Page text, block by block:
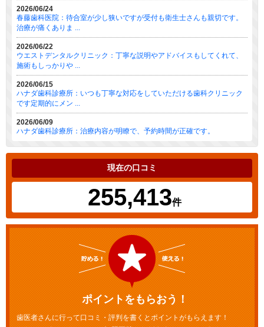
2026/06/24
春藤歯科医院：待合室が少し狭いですが受付も衛生士さんも親切です。
治療が痛くありま ...
2026/06/22
ウエストデンタルクリニック：丁寧な説明やアドバイスもしてくれて、
施術もしっかりや ...
2026/06/15
ハナダ歯科診療所：いつも丁寧な対応をしていただける歯科クリニック
です定期的にメン ...
2026/06/09
ハナダ歯科診療所：治療内容が明瞭で、予約時間が正確です。
現在の口コミ
255,413件
ポイントをもらおう！
歯医者さんに行って口コミ・評判を書くとポイントがもらえます！